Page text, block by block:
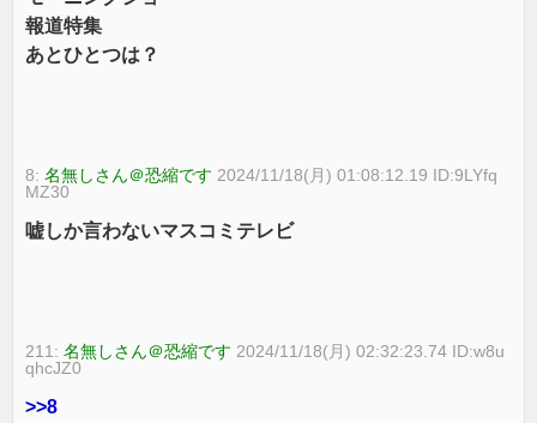
報道特集
あとひとつは？
8:名無しさん＠恐縮です 2024/11/18(月) 01:08:12.19 ID:9LYfq
MZ30
嘘しか言わないマスコミテレビ
211:名無しさん＠恐縮です 2024/11/18(月) 02:32:23.74 ID:w8u
qhcJZ0
>>8